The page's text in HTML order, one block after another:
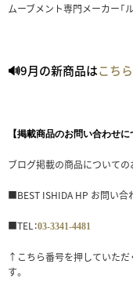
ムーブメント専門メーカー「ル
🔊9月の新商品はこち
【掲載商品のお問い合わせに
ブログ掲載の商品についての
■BEST ISHIDA HP お問い合
■TEL：03-3341-4481
↑こちら番号を押していた
す。